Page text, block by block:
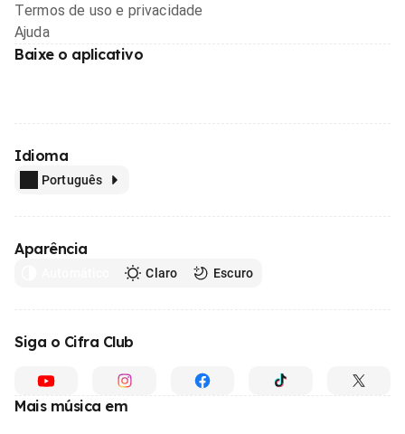
Termos de uso e privacidade
Ajuda
Baixe o aplicativo
Idioma
Português
Aparência
Claro Escuro
Siga o Cifra Club
Mais música em